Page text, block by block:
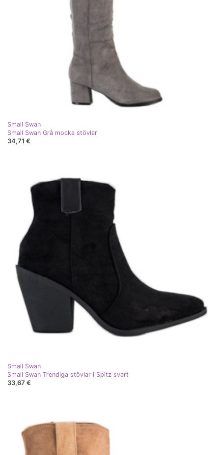
Small Swan
Small Swan Grå mocka stövlar
34,71 €
Small Swan
Small Swan Trendiga stövlar i Spitz svart
33,67 €